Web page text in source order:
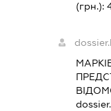
(грн.):